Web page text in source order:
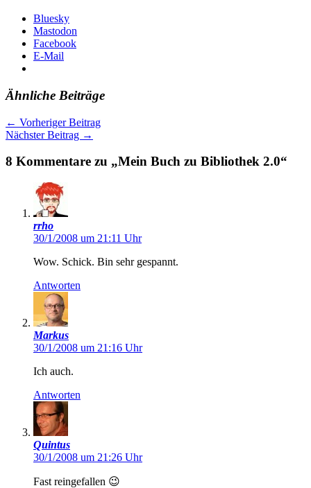
Bluesky
Mastodon
Facebook
E-Mail
Ähnliche Beiträge
← Vorheriger Beitrag
Nächster Beitrag →
8 Kommentare zu „Mein Buch zu Bibliothek 2.0“
rrho
30/1/2008 um 21:11 Uhr
Wow. Schick. Bin sehr gespannt.
Antworten
Markus
30/1/2008 um 21:16 Uhr
Ich auch.
Antworten
Quintus
30/1/2008 um 21:26 Uhr
Fast reingefallen 😉